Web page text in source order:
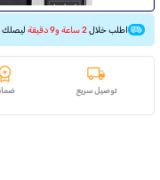
اطلب خلال 2 ساعة و9 دقيقة ليصلك
توصيل سريع